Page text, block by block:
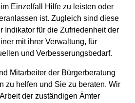
Einzelfall Hilfe zu leisten oder
ist. Zugleich sind diese
Indikator für die Zufriedenheit der
mit ihrer Verwaltung, für
und Verbesserungsbedarf.
Mitarbeiter der Bürgerberatung
zu helfen und Sie zu beraten. Wir
der zuständigen Ämter